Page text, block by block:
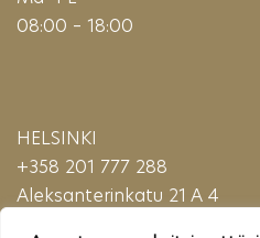
08:00 – 18:00
HELSINKI
+358 201 777 288
Aleksanterinkatu 21 A 4